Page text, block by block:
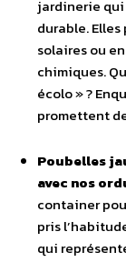
jardinerie
durable.
solaires ou
chimiques.
écolo » ?
promettent
Poubelles
avec nos
container
pris
qui